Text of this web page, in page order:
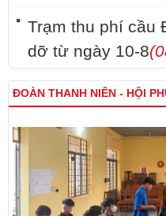
Trạm thu phí cầu
dỡ từ ngày 10-8
ĐOÀN THANH NIÊN - HỘI